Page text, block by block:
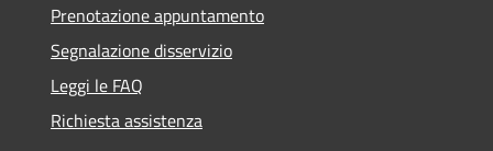
Prenotazione appuntamento
Segnalazione disservizio
Leggi le FAQ
Richiesta assistenza